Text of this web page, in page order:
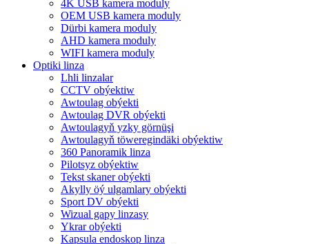
4K USB kamera moduly
OEM USB kamera moduly
Dürbi kamera moduly
AHD kamera moduly
WIFI kamera moduly
Optiki linza
Lhli linzalar
CCTV obýektiw
Awtoulag obýekti
Awtoulag DVR obýekti
Awtoulagyň yzky görnüşi
Awtoulagyň töweregindäki obýektiw
360 Panoramik linza
Pilotsyz obýektiw
Tekst skaner obýekti
Akylly öý ulgamlary obýekti
Sport DV obýekti
Wizual gapy linzasy
Ykrar obýekti
Kapsula endoskop linza